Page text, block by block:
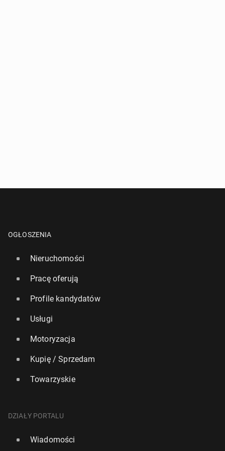
"Wy­zwa­nie życia": Po­szu­ki­wa­ne osoby do pracy na
OGŁOSZENIA
Nieruchomości
Pracę oferują
Profile kandydatów
Usługi
Motoryzacja
Kupię / Sprzedam
Towarzyskie
DZIAŁY PORTALU
Wiadomości